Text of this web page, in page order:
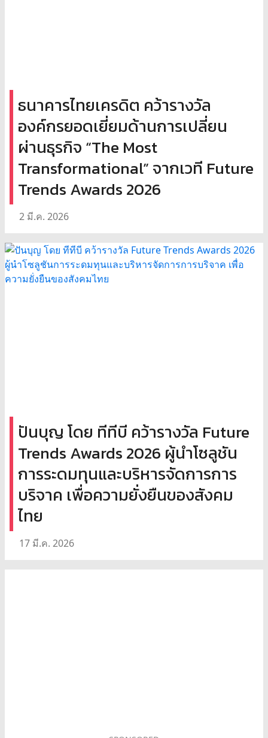
ธนาคารไทยเครดิต คว้ารางวัล
องค์กรยอดเยี่ยมด้านการเปลี่ยน
ผ่านธุรกิจ “The Most
Transformational” จากเวที Future
Trends Awards 2026
2 มี.ค. 2026
ปันบุญ โดย ทีทีบี คว้ารางวัล Future
Trends Awards 2026 ผู้นำโซลูชัน
การระดมทุนและบริหารจัดการการ
บริจาค เพื่อความยั่งยืนของสังคม
ไทย
17 มี.ค. 2026